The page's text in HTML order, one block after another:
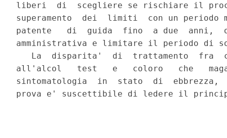
liberi  di  scegliere se rischiare il
superamento  dei  limiti  con un periodo
patente   di  guida  fino  a due  anni,
amministrativa e limitare il periodo di
La  disparita'  di  trattamento  fra
all'alcol   test   e   coloro   che
sintomatologia  in  stato  di  ebbrezza,